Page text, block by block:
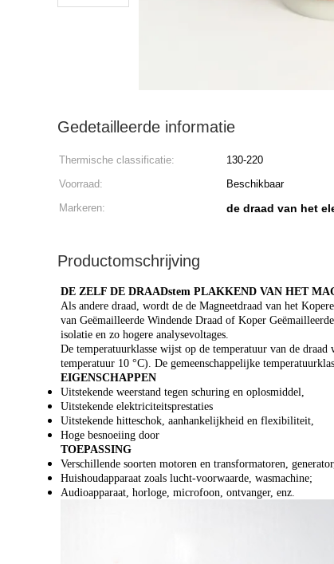
Gedetailleerde informatie
Thermische classificatie: 130-220
Voorraad:
Beschikbaar
Markeren:
de draad van het
Productomschrijving
DE ZELF DE DRAADstem PLAKKEND VAN HET
Als andere draad, wordt de de Magneetdraad van het
van Geëmailleerde Windende Draad of Koper
isolatie en zo hogere analysevoltages.
De temperatuurklasse wijst op de temperatuur van de
temperatuur 10 °C). De gemeenschappelijke
EIGENSCHAPPEN
Uitstekende weerstand tegen schuring en oplosmiddel,
Uitstekende elektriciteitsprestaties
Uitstekende hitteschok, aanhankelijkheid en flexibiliteit,
Hoge besnoeiing door
TOEPASSING
Verschillende soorten motoren en transformatoren,
Huishoudapparaat zoals lucht-voorwaarde, wasmachine;
Audioapparaat, horloge, microfoon, ontvanger, enz.